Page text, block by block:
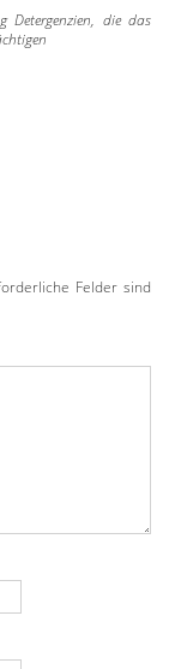
Detergenzien, die das
Felder sind